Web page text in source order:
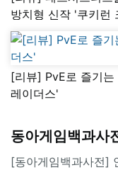
방치형 신작 '쿠키런
[리뷰] PvE로 즐기
레이더스'
동아게임백과사
[동아게임백과사전]